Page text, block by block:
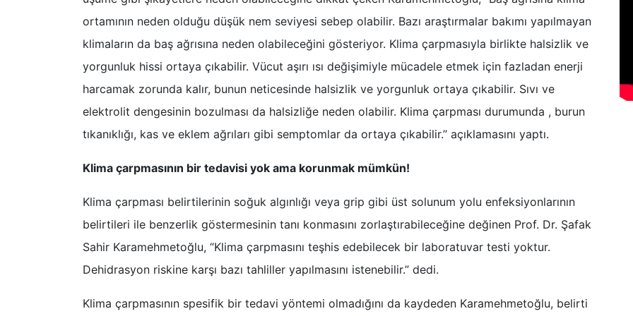
ortamının neden olduğu düşük nem seviyesi sebep olabilir. Bazı araştırmalar bakımı yapılmayan
klimaların da baş ağrısına neden olabileceğini gösteriyor. Klima çarpmasıyla birlikte halsizlik ve
yorgunluk hissi ortaya çıkabilir. Vücut aşırı ısı değişimiyle mücadele etmek için fazladan enerji
harcamak zorunda kalır, bunun neticesinde halsizlik ve yorgunluk ortaya çıkabilir. Sıvı ve
elektrolit dengesinin bozulması da halsizliğe neden olabilir. Klima çarpması durumunda , burun
tıkanıklığı, kas ve eklem ağrıları gibi semptomlar da ortaya çıkabilir.” açıklamasını yaptı.
Klima çarpmasının bir tedavisi yok ama korunmak mümkün!
Klima çarpması belirtilerinin soğuk algınlığı veya grip gibi üst solunum yolu enfeksiyonlarının
belirtileri ile benzerlik göstermesinin tanı konmasını zorlaştırabileceğine değinen Prof. Dr. Şafak
Sahir Karamehmetoğlu, “Klima çarpmasını teşhis edebilecek bir laboratuvar testi yoktur.
Dehidrasyon riskine karşı bazı tahliller yapılmasını istenebilir.” dedi.
Klima çarpmasının spesifik bir tedavi yöntemi olmadığını da kaydeden Karamehmetoğlu, belirti